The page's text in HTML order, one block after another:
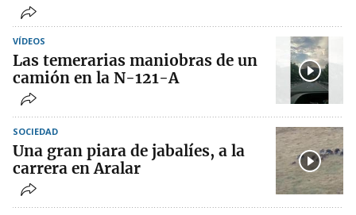
VÍDEOS
Las temerarias maniobras de un
camión en la N-121-A
SOCIEDAD
Una gran piara de jabalíes, a la
carrera en Aralar